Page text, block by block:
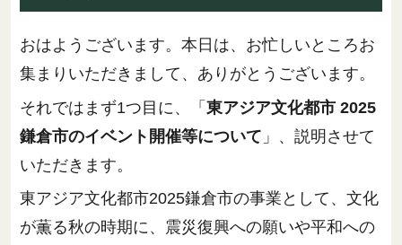
おはようございます。本日は、お忙しいところお
集まりいただきまして、ありがとうございます。
それではまず1つ目に、「 東アジア文化都市 2025
鎌倉市のイベント開催等について 」、説明させて
いただきます。
東アジア文化都市2025鎌倉市の事業として、文化
が薫る秋の時期に、震災復興への願いや平和への